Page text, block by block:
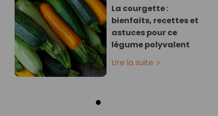
La courgette :
bienfaits, recettes et
astuces pour ce
légume polyvalent
Lire la suite